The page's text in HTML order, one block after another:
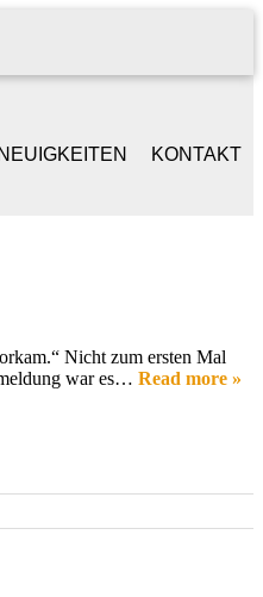
NEUIGKEITEN KONTAKT
Nicht zum ersten Mal
war es… Read more »